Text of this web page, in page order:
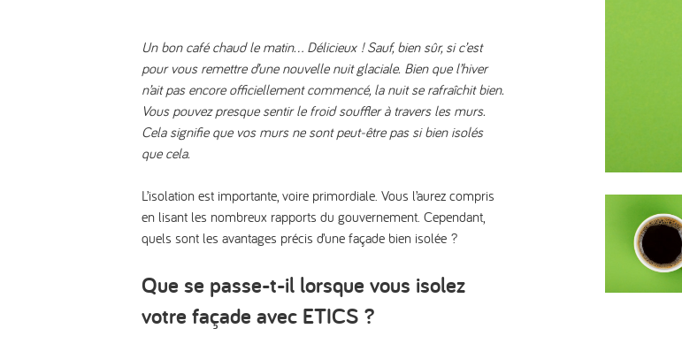
Un bon café chaud le matin… Délicieux ! Sauf, bien sûr, si c’est
pour vous remettre d’une nouvelle nuit glaciale. Bien que l’hiver
n’ait pas encore officiellement commencé, la nuit se rafraîchit bien.
Vous pouvez presque sentir le froid souffler à travers les murs.
Cela signifie que vos murs ne sont peut-être pas si bien isolés
que cela.
L’isolation est importante, voire primordiale. Vous l’aurez compris
en lisant les nombreux rapports du gouvernement. Cependant,
quels sont les avantages précis d’une façade bien isolée ?
Que se passe-t-il lorsque vous isolez
votre façade avec ETICS ?